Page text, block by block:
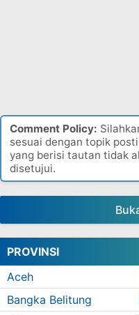
Comment Policy:
sesuai dengan topik
yang berisi tautan tidak
disetujui.
PROVINSI
Aceh
Bangka Belitung